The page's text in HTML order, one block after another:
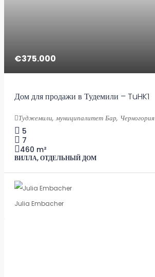
€375.000
Дом для продажи в Тудемили – TuHK1
Туджемили, муниципалитет Бар, Черногория
5
7
460 m²
ВИЛЛА, ОТДЕЛЬНЫЙ ДОМ
Julia Embacher